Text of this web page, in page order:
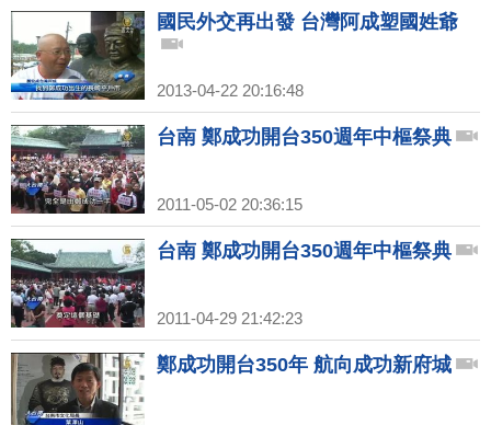
國民外交再出發 台灣阿成塑國姓爺
2013-04-22 20:16:48
台南 鄭成功開台350週年中樞祭典
2011-05-02 20:36:15
台南 鄭成功開台350週年中樞祭典
2011-04-29 21:42:23
鄭成功開台350年 航向成功新府城